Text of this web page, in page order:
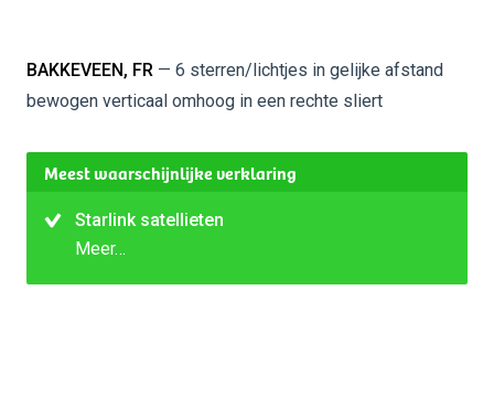
BAKKEVEEN, FR — 6 sterren/lichtjes in gelijke afstand
bewogen verticaal omhoog in een rechte sliert
Meest waarschijnlijke verklaring
Starlink satellieten
Meer…